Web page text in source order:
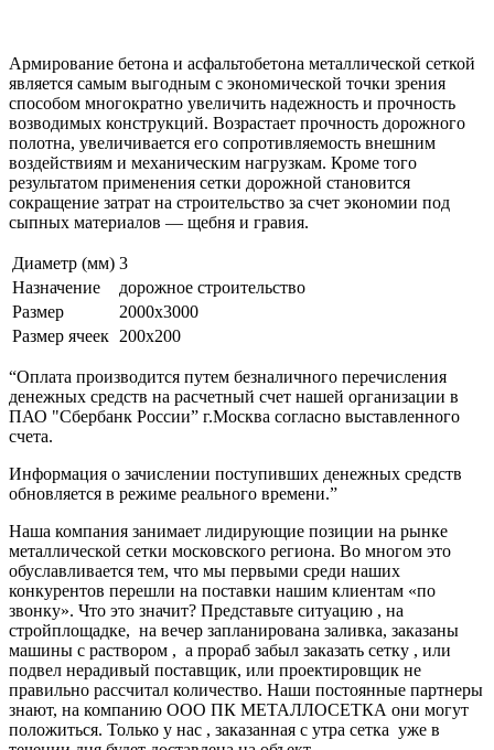
Армирование бетона и асфальтобетона металлической сеткой
является самым выгодным с экономической точки зрения
способом многократно увеличить надежность и прочность
возводимых конструкций. Возрастает прочность дорожного
полотна, увеличивается его сопротивляемость внешним
воздействиям и механическим нагрузкам. Кроме того
результатом применения сетки дорожной становится
сокращение затрат на строительство за счет экономии под
сыпных материалов — щебня и гравия.
Диаметр (мм) 3
Назначение
дорожное строительство
Размер
2000х3000
Размер ячеек 200х200
“Оплата производится путем безналичного перечисления
денежных средств на расчетный счет нашей организации в
ПАО "Сбербанк России” г.Москва согласно выставленного
счета.
Информация о зачислении поступивших денежных средств
обновляется в режиме реального времени.”
Наша компания занимает лидирующие позиции на рынке
металлической сетки московского региона. Во многом это
обуславливается тем, что мы первыми среди наших
конкурентов перешли на поставки нашим клиентам «по
звонку». Что это значит? Представьте ситуацию , на
стройплощадке, на вечер запланирована заливка, заказаны
машины с раствором , а прораб забыл заказать сетку , или
подвел нерадивый поставщик, или проектировщик не
правильно рассчитал количество. Наши постоянные партнеры
знают, на компанию ООО ПК МЕТАЛЛОСЕТКА они могут
положиться. Только у нас , заказанная с утра сетка уже в